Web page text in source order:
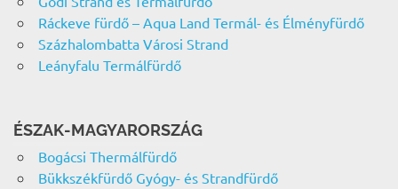
Ráckeve fürdő – Aqua Land Termál- és Élményfürdő
Százhalombatta Városi Strand
Leányfalu Termálfürdő
ÉSZAK-MAGYARORSZÁG
Bogácsi Thermálfürdő
Bükkszékfürdő Gyógy- és Strandfürdő